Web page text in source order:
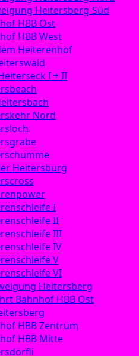
Heitersberg-Süd
HBB Ost
HBB West
Heiterenhof
I + II
Nord
Heitersburg
I
II
III
IV
V
VI
Heitersberg
Bahnhof HBB Ost
HBB Zentrum
HBB Mitte